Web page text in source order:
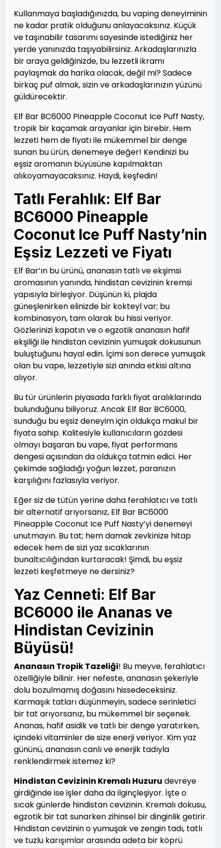
Kullanmaya başladığınızda, bu vaping deneyiminin
ne kadar pratik olduğunu anlayacaksınız. Küçük
ve taşınabilir tasarımı sayesinde istediğiniz her
yerde yanınızda taşıyabilirsiniz. Arkadaşlarınızla
bir araya geldiğinizde, bu lezzetli ikramı
paylaşmak da harika olacak, değil mi? Sadece
birkaç puf almak, sizin ve arkadaşlarınızın yüzünü
güldürecektir.
Elf Bar BC6000 Pineapple Coconut Ice Puff Nasty,
tropik bir kaçamak arayanlar için birebir. Hem
lezzeti hem de fiyatı ile mükemmel bir denge
sunan bu ürün, denemeye değer! Kendinizi bu
eşsiz aromanın büyüsüne kapılmaktan
alıkoyamayacaksınız. Haydi, keşfedin!
Tatlı Ferahlık: Elf Bar
BC6000 Pineapple
Coconut Ice Puff Nasty’nin
Eşsiz Lezzeti ve Fiyatı
Elf Bar’ın bu ürünü, ananasın tatlı ve ekşimsi
aromasının yanında, hindistan cevizinin kremsi
yapısıyla birleşiyor. Düşünün ki, plajda
güneşlenirken elinizde bir kokteyl var; bu
kombinasyon, tam olarak bu hissi veriyor.
Gözlerinizi kapatın ve o egzotik ananasın hafif
ekşiliği ile hindistan cevizinin yumuşak dokusunun
buluştuğunu hayal edin. İçimi son derece yumuşak
olan bu vape, lezzetiyle sizi anında etkisi altına
alıyor.
Bu tür ürünlerin piyasada farklı fiyat aralıklarında
bulunduğunu biliyoruz. Ancak Elf Bar BC6000,
sunduğu bu eşsiz deneyim için oldukça makul bir
fiyata sahip. Kalitesiyle kullanıcıların gözdesi
olmayı başaran bu vape, fiyat performans
dengesi açısından da oldukça tatmin edici. Her
çekimde sağladığı yoğun lezzet, paranızın
karşılığını fazlasıyla veriyor.
Eğer siz de tütün yerine daha ferahlatıcı ve tatlı
bir alternatif arıyorsanız, Elf Bar BC6000
Pineapple Coconut Ice Puff Nasty’yi denemeyi
unutmayın. Bu tat; hem damak zevkinize hitap
edecek hem de sizi yaz sıcaklarının
bunaltıcılığından kurtaracak! Şimdi, bu eşsiz
lezzeti keşfetmeye ne dersiniz?
Yaz Cenneti: Elf Bar
BC6000 ile Ananas ve
Hindistan Cevizinin
Büyüsü!
Ananasın Tropik Tazeliği! Bu meyve, ferahlatıcı
özelliğiyle bilinir. Her nefeste, ananasın şekeriyle
dolu bozulmamış doğasını hissedeceksiniz.
Karmaşık tatları düşünmeyin, sadece serinletici
bir tat arıyorsanız, bu mükemmel bir seçenek.
Ananas, hafif asidik ve tatlı bir denge yaratırken,
içindeki vitaminler de size enerji veriyor. Kim yaz
gününü, ananasın canlı ve enerjik tadıyla
renklendirmek istemez ki?
Hindistan Cevizinin Kremalı Huzuru devreye
girdiğinde ise işler daha da ilginçleşiyor. İşte o
sıcak günlerde hindistan cevizinin. Kremalı dokusu,
egzotik bir tat sunarken zihinsel bir dinginlik getirir.
Hindistan cevizinin o yumuşak ve zengin tadı, tatlı
ve tuzlu karışımlar arasında adeta bir köprü